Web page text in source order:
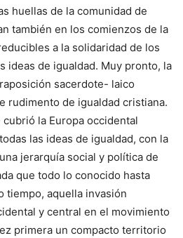
huellas de la comunidad de
también en los comienzos de la
a la solidaridad de los
ideas de igualdad. Muy pronto, la
sacerdote- laico
rudimento de igualdad cristiana.
cubrió la Europa occidental
las ideas de igualdad, con la
jerarquía social y política de
que todo lo conocido hasta
tiempo, aquella invasión
y central en el movimiento
primera un compacto territorio